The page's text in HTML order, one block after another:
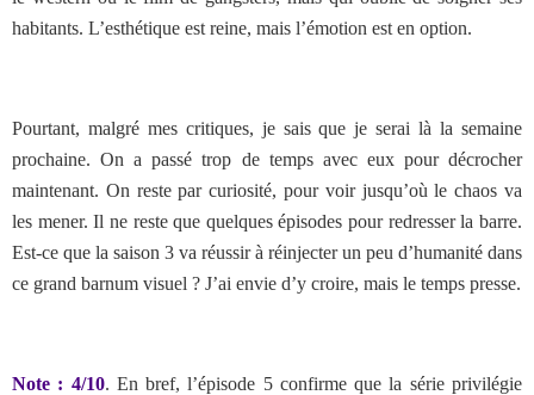
habitants. L’esthétique est reine, mais l’émotion est en option.
Pourtant, malgré mes critiques, je sais que je serai là la semaine
prochaine. On a passé trop de temps avec eux pour décrocher
maintenant. On reste par curiosité, pour voir jusqu’où le chaos va
les mener. Il ne reste que quelques épisodes pour redresser la barre.
Est-ce que la saison 3 va réussir à réinjecter un peu d’humanité dans
ce grand barnum visuel ? J’ai envie d’y croire, mais le temps presse.
Note : 4/10. En bref,l’épisode 5 confirme que la série privilégie